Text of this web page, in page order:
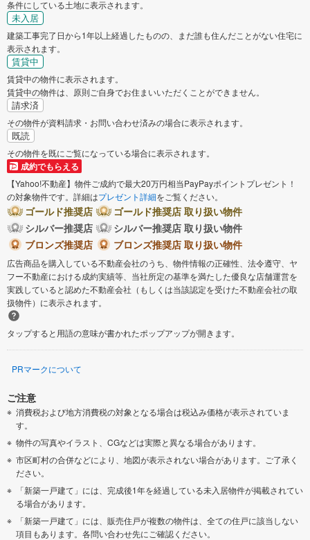
条件にしている土地に表示されます。
未入居
建築工事完了日から1年以上経過したものの、まだ誰も住んだことがない住宅に
表示されます。
賃貸中
賃貸中の物件に表示されます。
賃貸中の物件は、原則ご自身でお住まいいただくことができません。
請求済
その物件が資料請求・お問い合わせ済みの場合に表示されます。
既読
その物件を既にご覧になっている場合に表示されます。
成約でもらえる
【Yahoo!不動産】物件ご成約で最大20万円相当PayPayポイントプレゼント！
の対象物件です。詳細はプレゼント詳細をご覧ください。
ゴールド推奨店
ゴールド推奨店 取り扱い物件
シルバー推奨店
シルバー推奨店 取り扱い物件
ブロンズ推奨店
ブロンズ推奨店 取り扱い物件
広告商品を購入している不動産会社のうち、物件情報の正確性、法令遵守、ヤ
フー不動産における成約実績等、当社所定の基準を満たした優良な店舗運営を
実践していると認めた不動産会社（もしくは当該認定を受けた不動産会社の取
扱物件）に表示されます。
タップすると用語の意味が書かれたポップアップが開きます。
PRマークについて
ご注意
消費税および地方消費税の対象となる場合は税込み価格が表示されていま
す。
物件の写真やイラスト、CGなどは実際と異なる場合があります。
市区町村の合併などにより、地図が表示されない場合があります。ご了承く
ださい。
「新築一戸建て」には、完成後1年を経過している未入居物件が掲載されてい
る場合があります。
「新築一戸建て」には、販売住戸が複数の物件は、全ての住戸に該当しない
項目もあります。各問い合わせ先にご確認ください。